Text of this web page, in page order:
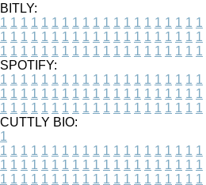
BITLY:
1 1 1 1 1 1 1 1 1 1 1 1 1 1 1 1 1 1 1 1
1 1 1 1 1 1 1 1 1 1 1 1 1 1 1 1 1 1 1 1
1 1 1 1 1 1 1 1 1 1 1 1 1 1 1 1 1 1 1 1
SPOTIFY:
1 1 1 1 1 1 1 1 1 1 1 1 1 1 1 1 1 1 1 1
1 1 1 1 1 1 1 1 1 1 1 1 1 1 1 1 1 1 1 1
1 1 1 1 1 1 1 1 1 1 1 1 1 1 1 1 1 1 1 1
CUTTLY BIO:
1
1 1 1 1 1 1 1 1 1 1 1 1 1 1 1 1 1 1 1 1
1 1 1 1 1 1 1 1 1 1 1 1 1 1 1 1 1 1 1 1
1 1 1 1 1 1 1 1 1 1 1 1 1 1 1 1 1 1 1 1